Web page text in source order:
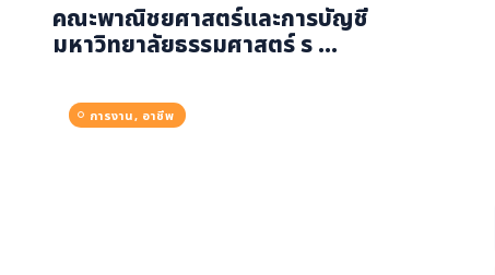
คณะพาณิชยศาสตร์และการบัญชี
มหาวิทยาลัยธรรมศาสตร์ ร ...
การงาน, อาชีพ